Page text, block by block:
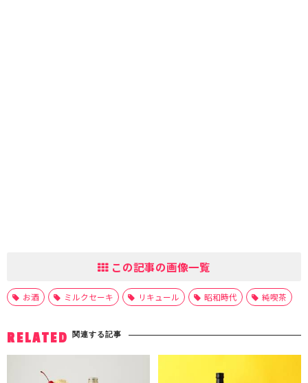
この記事の画像一覧
お酒 ミルクセーキ リキュール 昭和時代 純喫茶
RELATED 関連する記事